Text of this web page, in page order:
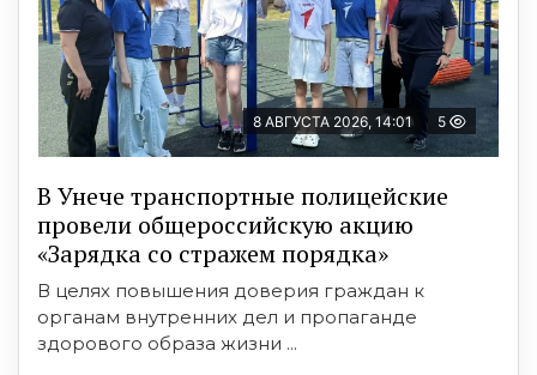
8 АВГУСТА 2026, 14:01 5
В Унече транспортные полицейские
провели общероссийскую акцию
«Зарядка со стражем порядка»
В целях повышения доверия граждан к
органам внутренних дел и пропаганде
здорового образа жизни ...